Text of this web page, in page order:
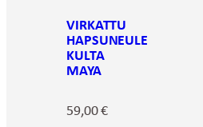
VIRKATTU
HAPSUNEULE
KULTA
MAYA
59,00€